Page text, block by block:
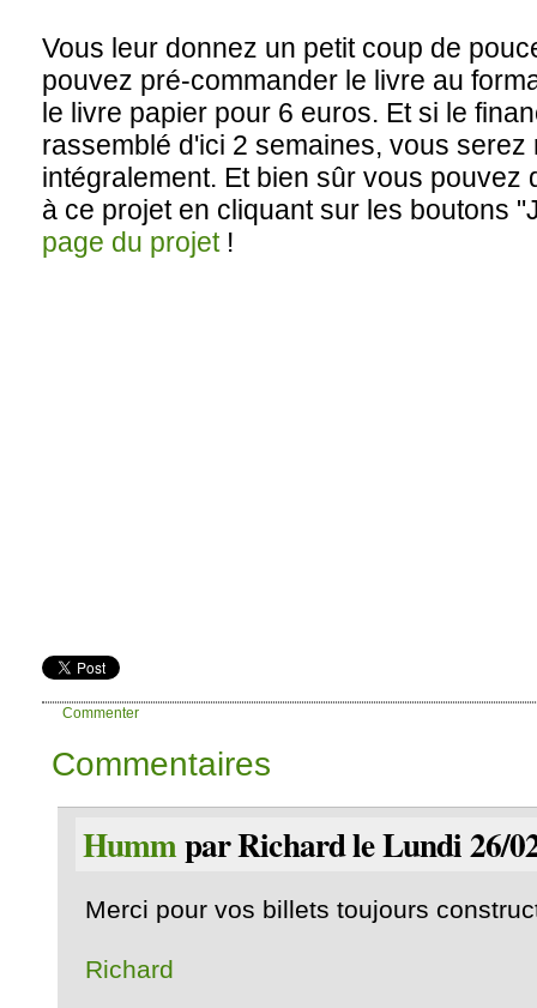
Vous leur donnez un petit coup de
pouvez pré-commander le livre au
le livre papier pour 6 euros. Et si le
rassemblé d'ici 2 semaines, vous serez
intégralement. Et bien sûr vous pouvez
à ce projet en cliquant sur les boutons
page du projet!
Commenter
Commentaires
Hummpar Richard le Lundi 26/
Merci pour vos billets toujours
Richard